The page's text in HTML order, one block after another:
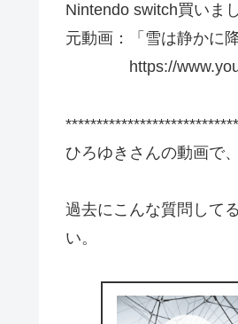
Nintendo switch買いま
元動画：「雪は静かに
https://
ひろゆきさんの動画で
過去にこんな質問して
い。